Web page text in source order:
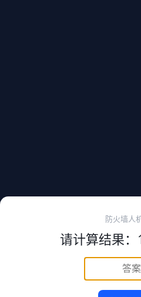
防火墙人
请计算结果